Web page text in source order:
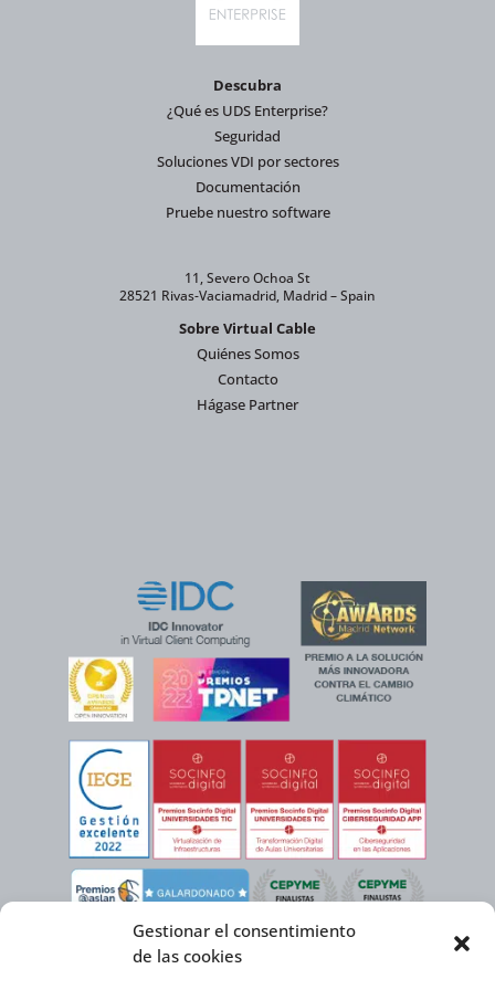
Gestionar el consentimiento
de las cookies
Descubra
¿Qué es UDS Enterprise?
Seguridad
Soluciones VDI por sectores
Documentación
Pruebe nuestro software
11, Severo Ochoa St
28521 Rivas-Vaciamadrid, Madrid – Spain
Sobre Virtual Cable
Quiénes Somos
Contacto
Hágase Partner